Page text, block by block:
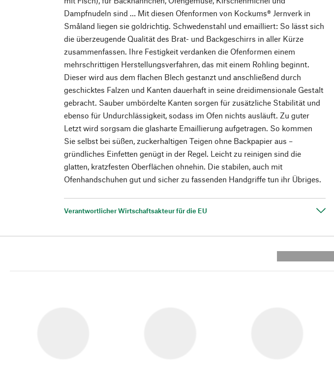
Dampfnudeln sind … Mit diesen Ofenformen von Kockums® Jernverk in
Småland liegen sie goldrichtig. Schwedenstahl und emailliert: So lässt sich
die überzeugende Qualität des Brat- und Backgeschirrs in aller Kürze
zusammenfassen. Ihre Festigkeit verdanken die Ofenformen einem
mehrschrittigen Herstellungsverfahren, das mit einem Rohling beginnt.
Dieser wird aus dem flachen Blech gestanzt und anschließend durch
geschicktes Falzen und Kanten dauerhaft in seine dreidimensionale Gestalt
gebracht. Sauber umbördelte Kanten sorgen für zusätzliche Stabilität und
ebenso für Undurchlässigkeit, sodass im Ofen nichts ausläuft. Zu guter
Letzt wird sorgsam die glasharte Emaillierung aufgetragen. So kommen
Sie selbst bei süßen, zuckerhaltigen Teigen ohne Backpapier aus –
gründliches Einfetten genügt in der Regel. Leicht zu reinigen sind die
glatten, kratzfesten Oberflächen ohnehin. Die stabilen, auch mit
Ofenhandschuhen gut und sicher zu fassenden Handgriffe tun ihr Übriges.
Verantwortlicher Wirtschaftsakteur für die EU